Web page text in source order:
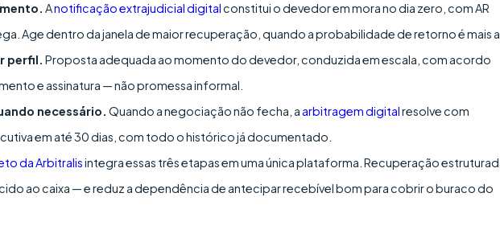
Anotificação extrajudicial digitalconstitui o devedor em mora no dia zero, com AR
Age dentro da janela de maior recuperação, quando a probabilidade de retorno é mais
perfil. Proposta adequada ao momento do devedor, conduzida em escala, com acordo
e assinatura — não promessa informal.
necessário. Quando a negociação não fecha, a arbitragem digitalresolve com
em até 30 dias, com todo o histórico já documentado.
da Arbitralisintegra essas três etapas em uma única plataforma. Recuperação
ao caixa — e reduz a dependência de antecipar recebível bom para cobrir o buraco do